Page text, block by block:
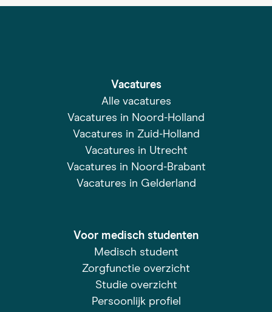
Vacatures
Alle vacatures
Vacatures in Noord-Holland
Vacatures in Zuid-Holland
Vacatures in Utrecht
Vacatures in Noord-Brabant
Vacatures in Gelderland
Voor medisch studenten
Medisch student
Zorgfunctie overzicht
Studie overzicht
Persoonlijk profiel